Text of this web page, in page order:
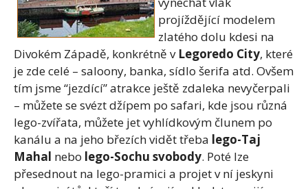
projíždějící modelem
zlatého dolu kdesi na
Divokém Západě, konkrétně v Legoredo City, které
je zde celé – saloony, banka, sídlo šerifa atd. Ovšem
tím jsme “jezdící” atrakce ještě zdaleka nevyčerpali
– můžete se svézt džípem po safari, kde jsou různá
lego-zvířata, můžete jet vyhlídkovým člunem po
kanálu a na jeho březích vidět třeba lego-Taj
Mahal nebo lego-Sochu svobody. Poté lze
přesednout na lego-pramici a projet v ní jeskyni